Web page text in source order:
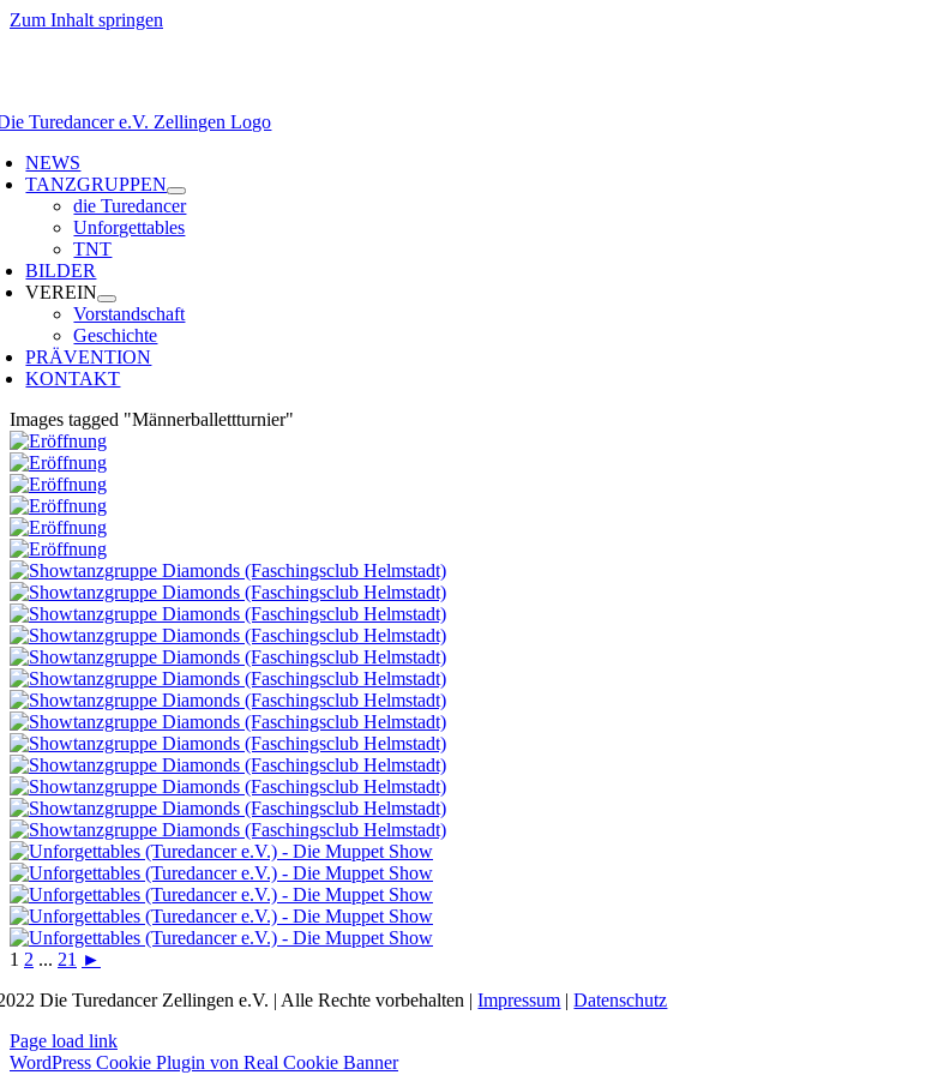
Zum Inhalt springen
NEWS
TANZGRUPPEN
die Turedancer
Unforgettables
TNT
BILDER
VEREIN
Vorstandschaft
Geschichte
PRÄVENTION
KONTAKT
Images tagged "Männerballettturnier"
1 2 ... 21 ►
Die Turedancer Zellingen e.V. | Alle Rechte vorbehalten |Impressum |Datenschutz
Page load link
WordPress Cookie Plugin von Real Cookie Banner